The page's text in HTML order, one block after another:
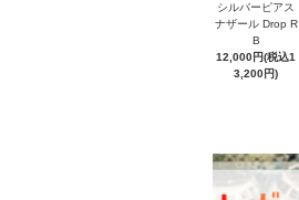
シルバーピアス
ナザール Drop R
B
12,000円(税込1
3,200円)